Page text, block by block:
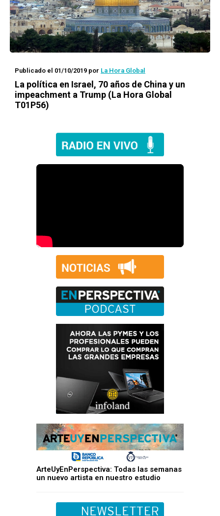
Publicado el 01/10/2019 por La Hora Global
La política en Israel, 70 años de China y un
impeachment a Trump (La Hora Global
T01P56)
ArteUyEnPerspectiva: Todas las semanas
un nuevo artista en nuestro estudio